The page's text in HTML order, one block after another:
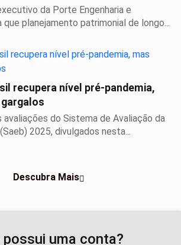
da Porte Engenharia e
que planejamento patrimonial de longo...
recupera nível pré-pandemia,
avaliações do Sistema de Avaliação da
2025, divulgados nesta...
Descubra Mais
possui uma conta?